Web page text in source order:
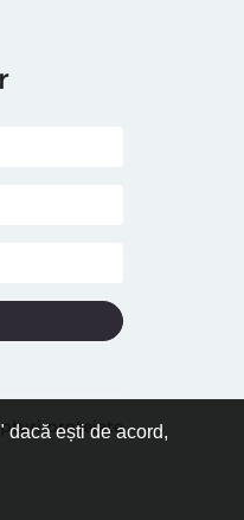
dacă ești de acord,
protejate